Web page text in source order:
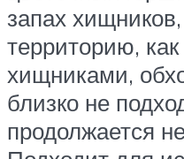
запах
территорию,
хищниками,
близко не
продолжается